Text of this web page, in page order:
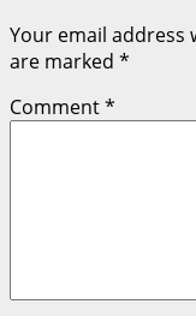
Your email address
are marked *
Comment*